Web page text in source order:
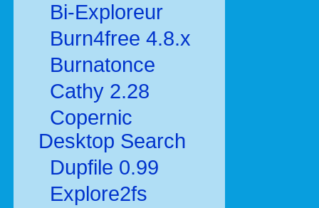
Bi-Exploreur
Burn4free 4.8.x
Burnatonce
Cathy 2.28
Copernic
Desktop Search
Dupfile 0.99
Explore2fs